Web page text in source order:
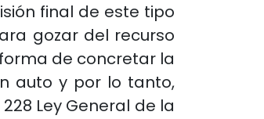
final de este tipo
gozar del recurso
de concretar la
auto y por lo tanto,
Ley General de la